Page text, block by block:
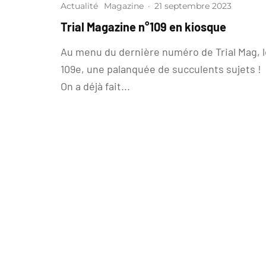
Actualité Magazine · 21 septembre 2023
Trial Magazine n°109 en kiosque
Au menu du dernière numéro de Trial Mag,
109e, une palanquée de succulents sujets !
On a déjà fait...